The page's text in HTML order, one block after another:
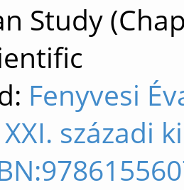
Study
Fenyvesi
XXI. századi